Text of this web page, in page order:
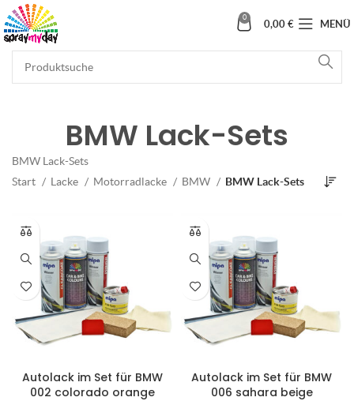
0
0,00 € MENÜ
BMW Lack-Sets
BMW Lack-Sets
Start
Lacke Motorradlacke BMW BMW Lack-Sets
Autolack im Set für BMW
002 colorado orange
Autolack im Set für BMW
006 sahara beige